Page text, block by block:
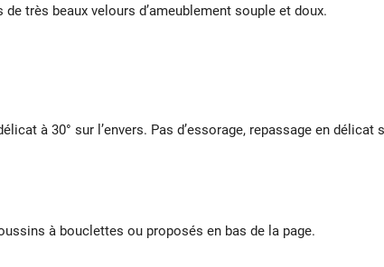
très beaux velours d’ameublement souple et doux.
à 30° sur l’envers. Pas d’essorage, repassage en délicat
à bouclettes ou proposés en bas de la page.